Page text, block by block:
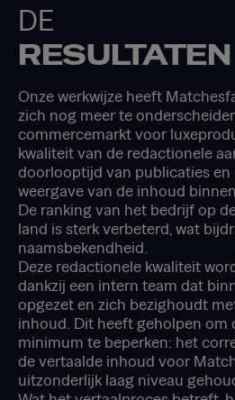
DE
RESULTATEN
Onze werkwijze heeft
zich nog meer te
commercemarkt voor
kwaliteit van de redactionele
doorlooptijd van publicaties en
weergave van de inhoud
De ranking van het bedrijf op
land is sterk verbeterd, wat
naamsbekendheid.
Deze redactionele kwaliteit
dankzij een intern team dat
opgezet en zich bezighoudt
inhoud. Dit heeft geholpen om
minimum te beperken: het
de vertaalde inhoud voor
uitzonderlijk laag niveau